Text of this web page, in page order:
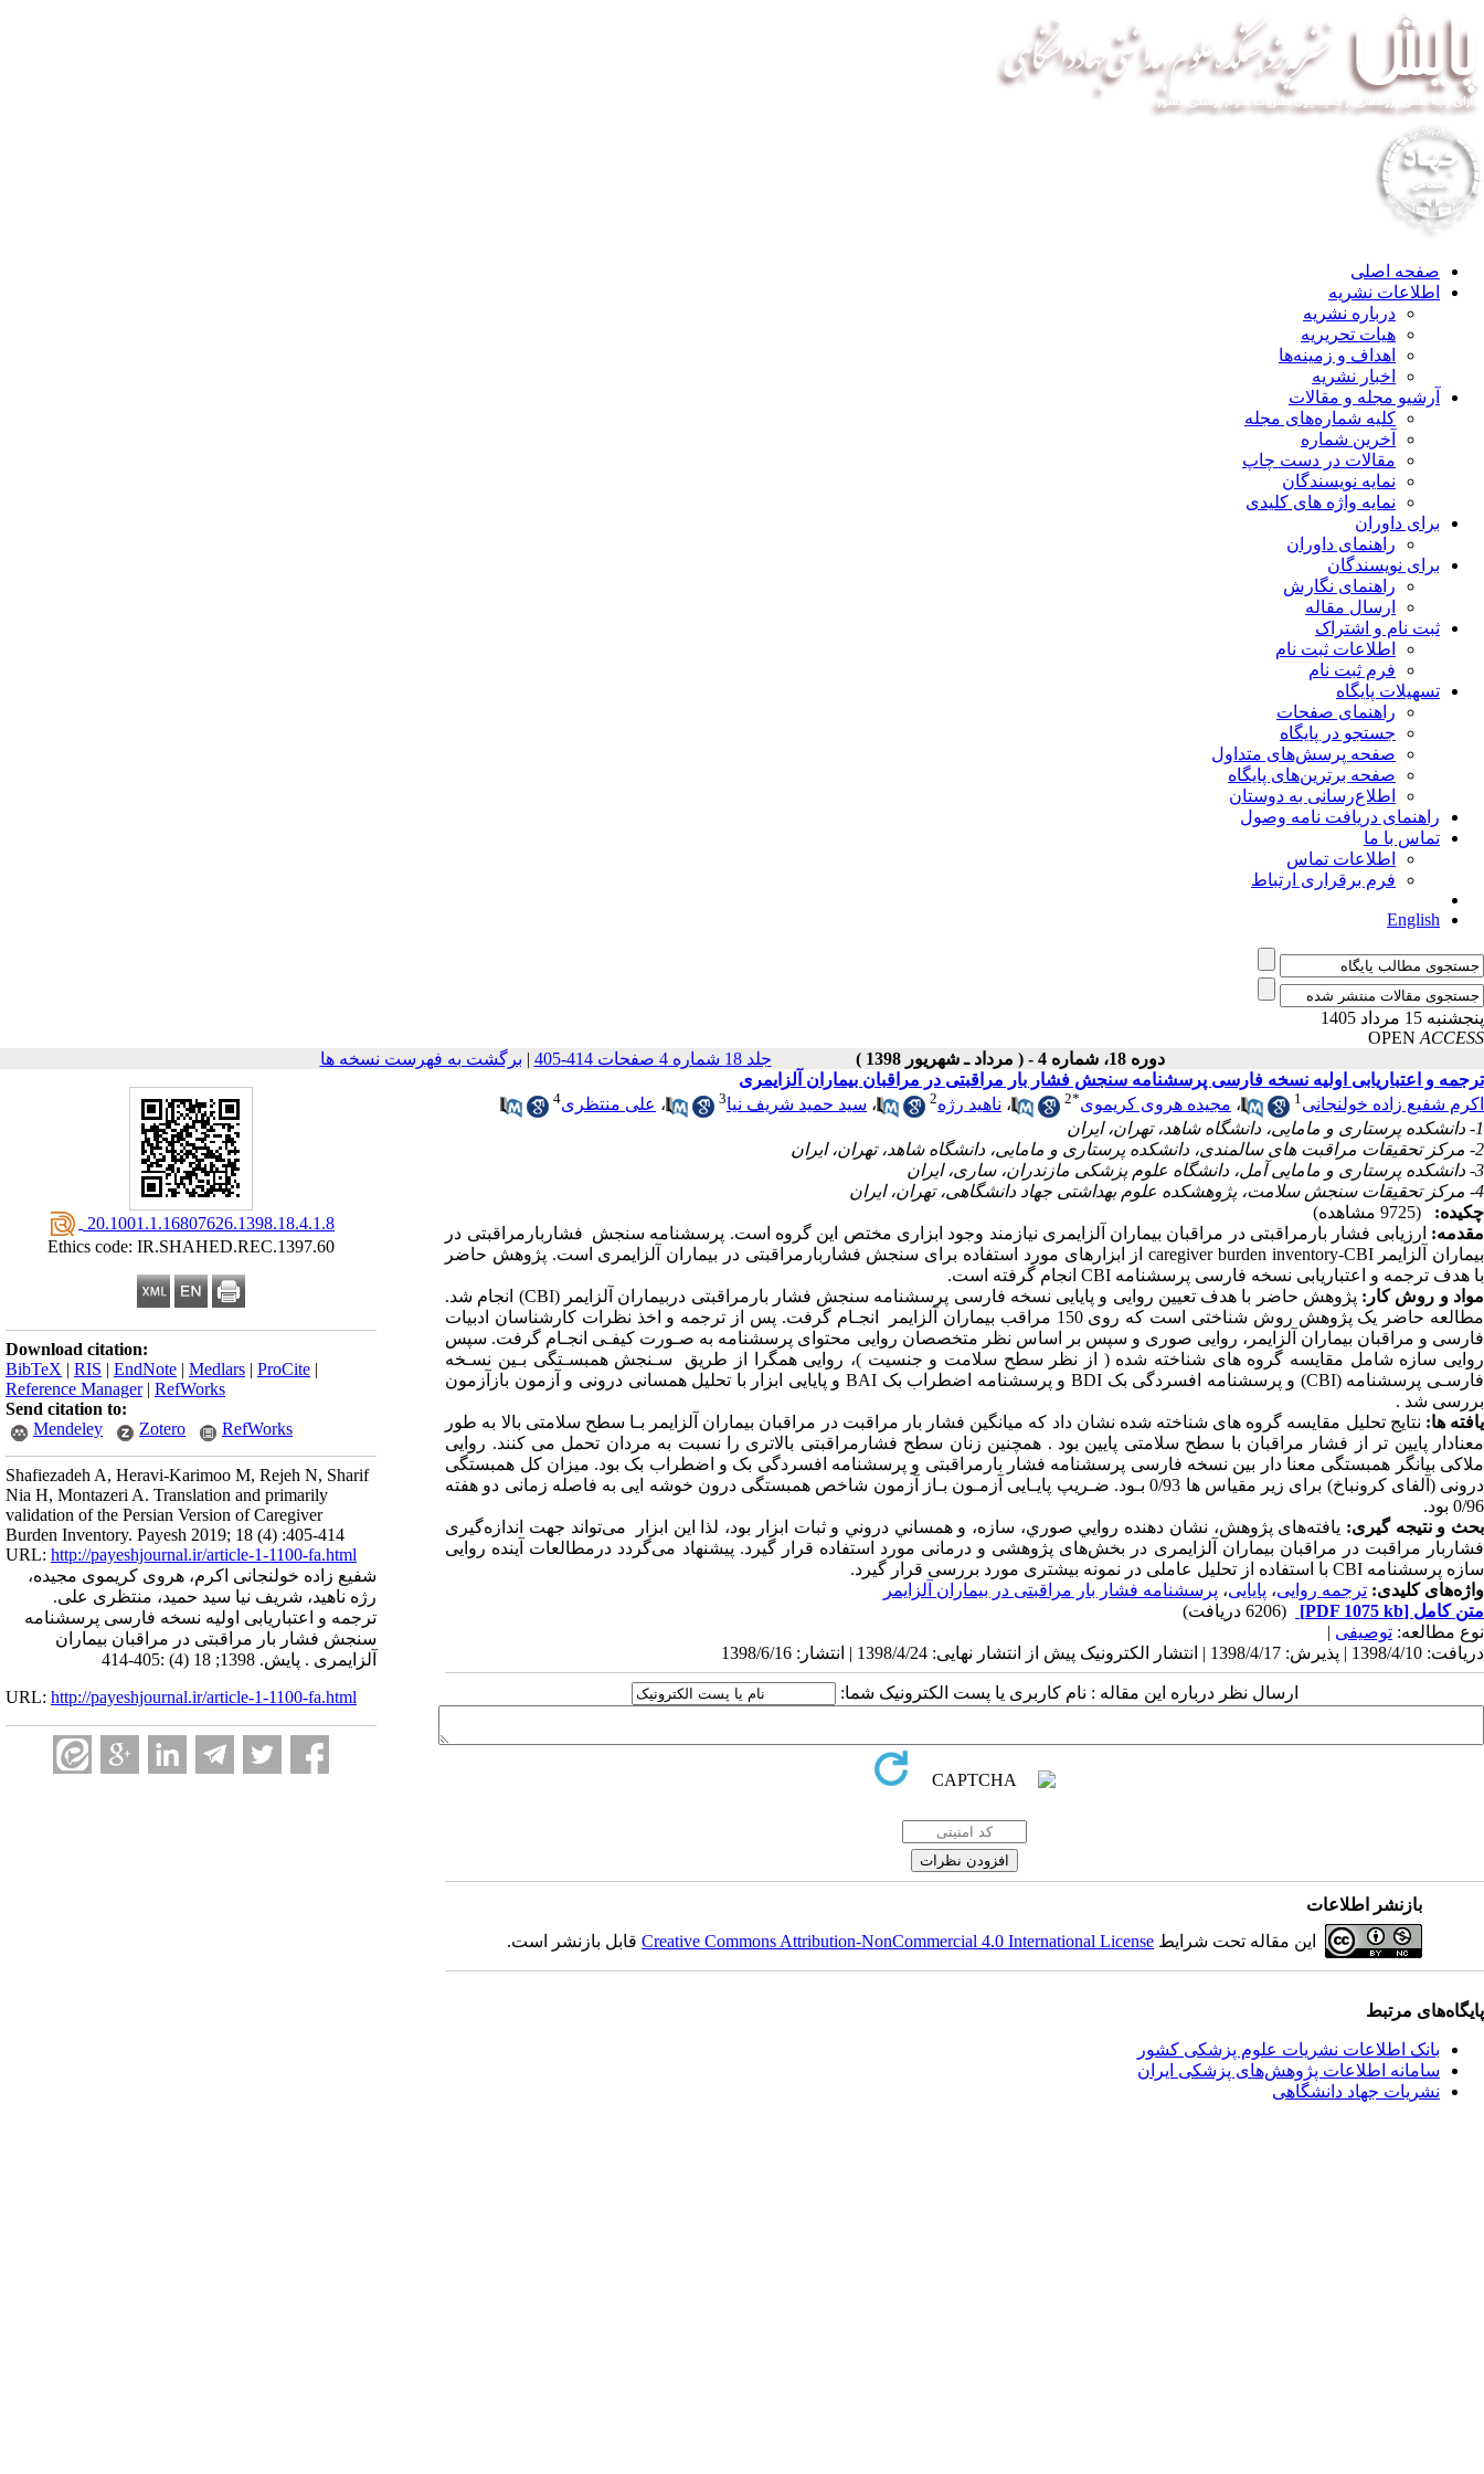
صفحه اصلی
اطلاعات نشریه
درباره نشریه
هیات تحریریه
اهداف و زمینه‌ها
اخبار نشریه
آرشیو مجله و مقالات
کلیه شماره‌های مجله
آخرین شماره
مقالات در دست چاپ
نمایه نویسندگان
نمایه واژه های کلیدی
برای داوران
راهنمای داوران
برای نویسندگان
راهنمای نگارش
ارسال مقاله
ثبت نام و اشتراک
اطلاعات ثبت نام
فرم ثبت نام
تسهیلات پایگاه
راهنمای صفحات
جستجو در پایگاه
صفحه پرسش‌های متداول
صفحه برترین‌های پایگاه
اطلاع‌رسانی به دوستان
راهنمای دریافت نامه وصول
تماس با ما
اطلاعات تماس
فرم برقراری ارتباط
English
پنجشنبه 15 مرداد 1405
OPEN ACCESS
دوره 18، شماره 4 - ( مرداد ـ شهریور 1398 )
جلد 18 شماره 4 صفحات 414-405 | برگشت به فهرست نسخه ها
‎ 20.1001.1.16807626.1398.18.4.1.8
Ethics code: IR.SHAHED.REC.1397.60
Download citation:
BibTeX | RIS | EndNote | Medlars | ProCite |
Reference Manager| RefWorks
Send citation to:
Mendeley
Zotero RefWorks
Shafiezadeh A, Heravi-Karimoo M, Rejeh N, Sharif
Nia H, Montazeri A. Translation and primarily
validation of the Persian Version of Caregiver
Burden Inventory. Payesh 2019; 18 (4) :405-414
URL: http://payeshjournal.ir/article-1-1100-fa.html
شفیع زاده خولنجانی اکرم، هروی کریموی مجیده،
رژه ناهید، شریف نیا سید حمید، منتظری علی.
ترجمه و اعتباریابی اولیه نسخه فارسی پرسشنامه
سنجش فشار بار مراقبتی در مراقبان بیماران
آلزایمری . پایش. 1398; 18 (4) :405-414
URL: http://payeshjournal.ir/article-1-1100-fa.html
ترجمه و اعتباریابی اولیه نسخه فارسی پرسشنامه سنجش فشار بار مراقبتی در مراقبان بیماران آلزایمری
اکرم شفیع زاده خولنجانی1 ، مجیده هروی کریموی*
2 ، ناهید رژه2 ، سید حمید شریف نیا3 ، علی منتظری4
1- دانشکده پرستاری و مامایی، دانشگاه شاهد، تهران، ایران
2- مرکز تحقیقات مراقبت های سالمندی، دانشکده پرستاری و مامایی، دانشگاه شاهد، تهران، ایران
3- دانشکده پرستاری و مامایی آمل، دانشگاه علوم پزشکی مازندران، ساری، ایران
4- مرکز تحقیقات سنجش سلامت، پژوهشکده علوم بهداشتی جهاد دانشگاهی، تهران، ایران
چکیده:
(9725 مشاهده)
مقدمه: ارزیابی فشار بارمراقبتی در مراقبان بیماران آلزایمری نیازمند وجود ابزاری مختص این گروه است. پرسشنامه سنجش فشاربارمراقبتی در
بیماران آلزایمرcaregiver burden inventory-CBIاز ابزارهای مورد استفاده برای سنجش فشاربارمراقبتی در بیماران آلزایمر ی است. پژوهش حاضر
با هدف ترجمه و اعتباریابی نسخه فارسی پرسشنامه CBI نجام گرفته است.
مواد و روش کار: پژوهش حاضر با هدف تعیین روایی و پایایی نسخه فارسی پرسشنامه سنجش فشار بارمراقبتی دربیماران آلزایمر(CBI) انجام شد.
مطالعه حاضر یک پژوهش روش شناختی است که روی 150
مراقب بیماران آلزایمر
انجـام گرفت. پس از ترجمه و اخذ نظرات کارشناسان ادبیات
فارسی و مراقبان بیماران آلزایمر، روایی صوری و سپس بر اساس نظر متخصصان روایی محتوای پرسشنامه به صـورت کیفـی انجـام گرفت. سپس
روایی سازه شامل مقایسه گروه های شناخته شده ( از نظر
سطح سلامت و جنسیت )، روایی همگرا از طریق سـنجش همبسـتگی بـین نسـخه
فارسـی پرسشنامه (
CBI
) و پرسشنامه افسردگی بکBDI و پرسشنامه اضطراب بک BAIو پایایی ابزار با تحلیل همسانی درونی و آزمون بازآزمون
بررسی شد .
یافته ها: نتایج تحلیل مقایسه گروه های شناخته شده نشان داد که میانگین فشار بار مراقبت در مراقبان بیماران آلزایمر بـا سطح سلامتی بالا به طور
معنادار پایین تر از فشار مراقبان با سطح سلامتی پایین بود . همچنین زنان سطح فشارمراقبتی بالاتری را نسبت به مردان تحمل می کنند. روایی
ملاکی بیانگر همبستگی معنا دار بین نسخه فارسی پرسشنامه فشار بارمراقبتی و پرسشنامه افسردگی بک و اضطراب بک بود. میزان کل همبستگی
درونی (آلفای کرونباخ) برای زیر مقیاس ها 0/93 بـود. ضـریپ پایـایی آزمـون بـاز آزمون شاخص همبستگی درون خوشه ایی به فاصله زمانی دو هفته
0/96 بود.
بحث و نتیجه گیری: یافته‌های ‌ﭘﮋﻭﻫﺶ، نشان دهنده ﺭﻭﺍﻳﻲ ﺻﻮﺭﻱ، ﺳﺎﺯﻩ، ﻭ ﻫﻤﺴﺎﻧﻲ ﺩﺭﻭﻧﻲ و ثبات اﺑﺰﺍﺭ ﺑﻮﺩ، لذا این ابزار می‌تواند جهت اندازه‌گیری
فشاربار مراقبت در مراقبان بیماران آلزایمری در بخش‌های پژوهشی و درمانی مورد استفاده قرار گیرد. پیشنهاد می‌گردد درمطالعات آینده روایی
سازه پرسشنامه CBI با استفاده از تحلیل عاملی در نمونه بیشتری مورد بررسی قرار گیرد.
واژه‌های کلیدی: ترجمه روایی، پایایی، پرسشنامه فشار بار مراقبتی در بیماران آلزایمر
متن کامل [PDF 1075 kb]
(6206 دریافت)
نوع مطالعه: توصیفی |
دریافت: 1398/4/10 | پذیرش: 1398/4/17 | انتشار الکترونیک پیش از انتشار نهایی: 1398/4/24 | انتشار: 1398/6/16
ارسال نظر درباره این مقاله : نام کاربری یا پست الکترونیک شما:
بازنشر اطلاعات
این مقاله تحت شرایط Creative Commons Attribution-NonCommercial 4.0 International Licenseقابل بازنشر است.
پایگاه‌های مرتبط
بانک اطلاعات نشریات علوم پزشکی کشور
سامانه اطلاعات پژوهش‌های پزشکی ایران
نشریات جهاد دانشگاهی